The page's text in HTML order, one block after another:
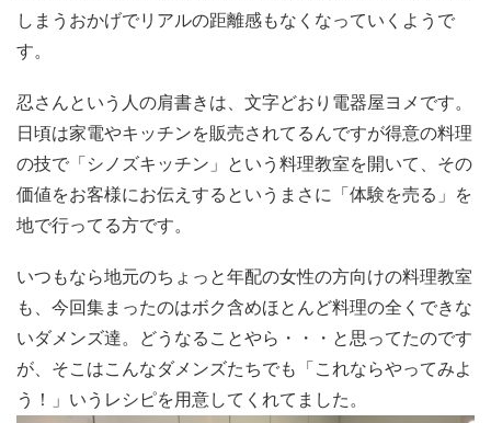
しまうおかげでリアルの距離感もなくなっていくようで
す。
忍さんという人の肩書きは、文字どおり電器屋ヨメです。
日頃は家電やキッチンを販売されてるんですが得意の料理
の技で「 シノズキッチン」という料理教室を開いて、 その
価値をお客様にお伝えするというまさに「体験を売る」を
地で行ってる方です。
いつもなら地元のちょっと年配の女性の方向けの料理教室
も、今回集まったのはボク含めほとんど料理の全くできな
いダメンズ達。どうなることやら・・・と思ってたのです
が、そこはこんなダメンズたちでも「これならやってみよ
う！」いうレシピを用意してくれてました。